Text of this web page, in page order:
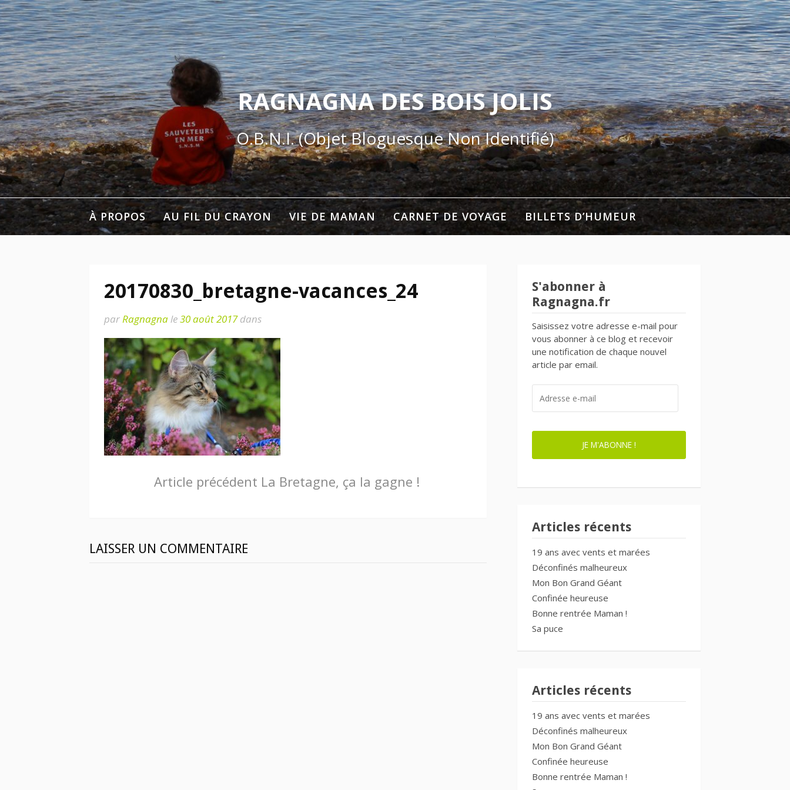
Aller
au
contenu
RAGNAGNA DES BOIS JOLIS
O.B.N.I. (Objet Bloguesque Non Identifié)
À PROPOS AU FIL DU CRAYON VIE DE MAMAN CARNET DE VOYAGE BILLETS D’HUMEUR
20170830_bretagne-vacances_24
parRagnagnale30 août 2017dans
Article précédent La Bretagne, ça la gagne !
LAISSER UN COMMENTAIRE
S'abonner à
Ragnagna.fr
Saisissez votre adresse e-mail pour
vous abonner à ce blog et recevoir
une notification de chaque nouvel
article par email.
MAIL
JE M'ABONNE !
Articles récents
19 ans avec vents et marées
Déconfinés malheureux
Mon Bon Grand Géant
Confinée heureuse
Bonne rentrée Maman !
Sa puce
Articles récents
19 ans avec vents et marées
Déconfinés malheureux
Mon Bon Grand Géant
Confinée heureuse
Bonne rentrée Maman !